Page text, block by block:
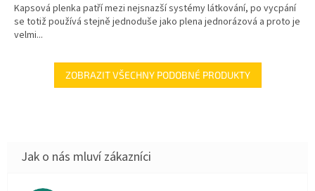
Kapsová plenka patří mezi nejsnazší systémy látkování, po vycpání
se totiž používá stejně jednoduše jako plena jednorázová a proto je
velmi...
ZOBRAZIT VŠECHNY PODOBNÉ PRODUKTY